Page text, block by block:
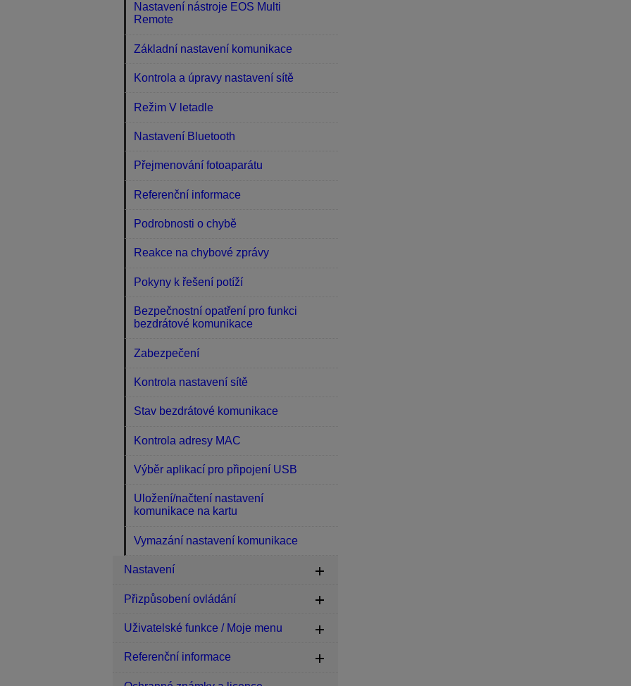
Nastavení nástroje EOS Multi
Remote
Základní nastavení komunikace
Kontrola a úpravy nastavení sítě
Režim V letadle
Nastavení Bluetooth
Přejmenování fotoaparátu
Referenční informace
Podrobnosti o chybě
Reakce na chybové zprávy
Pokyny k řešení potíží
Bezpečnostní opatření pro funkci
bezdrátové komunikace
Zabezpečení
Kontrola nastavení sítě
Stav bezdrátové komunikace
Kontrola adresy MAC
Výběr aplikací pro připojení USB
Uložení/načtení nastavení
komunikace na kartu
Vymazání nastavení komunikace
Nastavení
Přizpůsobení ovládání
Uživatelské funkce / Moje menu
Referenční informace